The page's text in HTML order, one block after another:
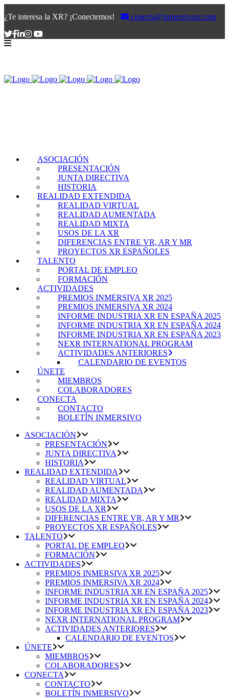
¿Te interesa la XR? ¡Conectemos! conecta@inmersivaxr.com
ASOCIACIÓN
PRESENTACIÓN
JUNTA DIRECTIVA
HISTORIA
REALIDAD EXTENDIDA
REALIDAD VIRTUAL
REALIDAD AUMENTADA
REALIDAD MIXTA
USOS DE LA XR
DIFERENCIAS ENTRE VR, AR Y MR
PROYECTOS XR ESPAÑOLES
TALENTO
PORTAL DE EMPLEO
FORMACIÓN
ACTIVIDADES
PREMIOS INMERSIVA XR 2025
PREMIOS INMERSIVA XR 2024
INFORME INDUSTRIA XR EN ESPAÑA 2025
INFORME INDUSTRIA XR EN ESPAÑA 2024
INFORME INDUSTRIA XR EN ESPAÑA 2023
NEXR INTERNATIONAL PROGRAM
ACTIVIDADES ANTERIORES
CALENDARIO DE EVENTOS
ÚNETE
MIEMBROS
COLABORADORES
CONECTA
CONTACTO
BOLETÍN INMERSIVO
ASOCIACIÓN
PRESENTACIÓN
JUNTA DIRECTIVA
HISTORIA
REALIDAD EXTENDIDA
REALIDAD VIRTUAL
REALIDAD AUMENTADA
REALIDAD MIXTA
USOS DE LA XR
DIFERENCIAS ENTRE VR, AR Y MR
PROYECTOS XR ESPAÑOLES
TALENTO
PORTAL DE EMPLEO
FORMACIÓN
ACTIVIDADES
PREMIOS INMERSIVA XR 2025
PREMIOS INMERSIVA XR 2024
INFORME INDUSTRIA XR EN ESPAÑA 2025
INFORME INDUSTRIA XR EN ESPAÑA 2024
INFORME INDUSTRIA XR EN ESPAÑA 2023
NEXR INTERNATIONAL PROGRAM
ACTIVIDADES ANTERIORES
CALENDARIO DE EVENTOS
ÚNETE
MIEMBROS
COLABORADORES
CONECTA
CONTACTO
BOLETÍN INMERSIVO